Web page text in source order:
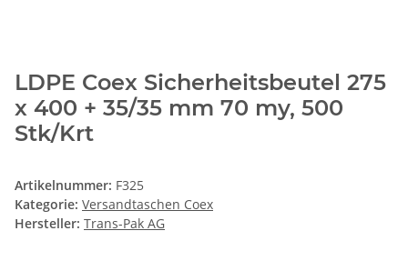
LDPE Coex Sicherheitsbeutel 275
x 400 + 35/35 mm 70 my, 500
Stk/Krt
Artikelnummer: F325
Kategorie: Versandtaschen Coex
Hersteller: Trans-Pak AG